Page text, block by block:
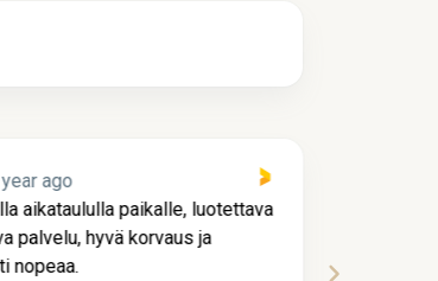
ago
aikataululla paikalle, luotettava
palvelu, hyvä korvaus ja
nopeaa.